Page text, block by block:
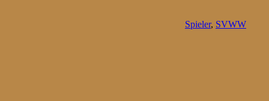
Spieler, SVWW